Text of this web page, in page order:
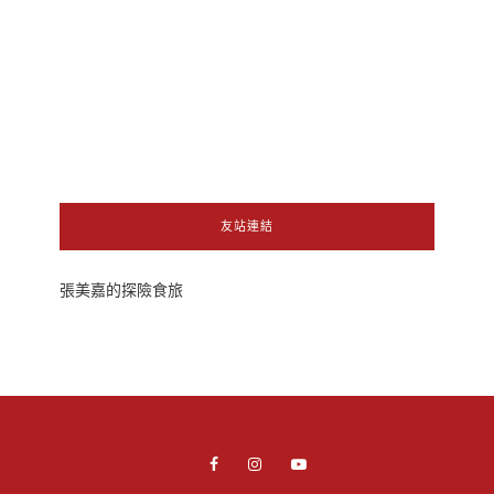
友站連結
張美嘉的探險食旅